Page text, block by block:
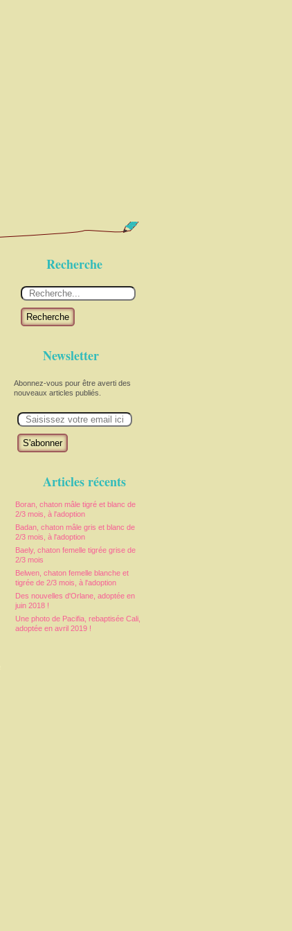
Recherche
Recherche
Newsletter
Abonnez-vous pour être averti des
nouveaux articles publiés.
m
Articles récents
Boran, chaton mâle tigré et blanc de
2/3 mois, à l'adoption
Badan, chaton mâle gris et blanc de
2/3 mois, à l'adoption
Baely, chaton femelle tigrée grise de
2/3 mois
Belwen, chaton femelle blanche et
tigrée de 2/3 mois, à l'adoption
Des nouvelles d'Orlane, adoptée en
juin 2018 !
Une photo de Pacifia, rebaptisée Cali,
adoptée en avril 2019 !